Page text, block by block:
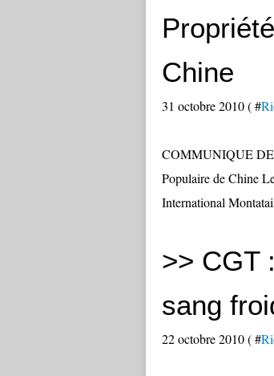
Chine
31 octobre 2010 ( #
COMMUNIQUE DE
Populaire de Chine
International
>> CGT
sang
22 octobre 2010 ( #